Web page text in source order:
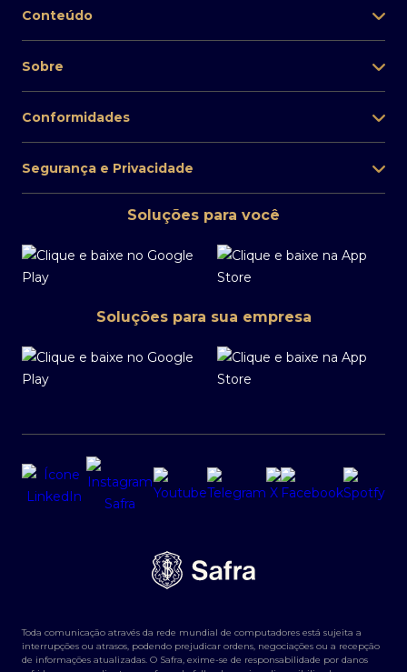
Conteúdo
Sobre
Conformidades
Segurança e Privacidade
Soluções para você
Soluções para sua empresa
Toda comunicação através da rede mundial de computadores está sujeita a
interrupções ou atrasos, podendo prejudicar ordens, negociações ou a recepção
de informações atualizadas. O Safra, exime-se de responsabilidade por danos